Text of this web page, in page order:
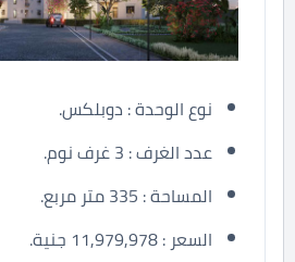
نوع الوحدة : دوبلكس.
عدد الغرف : 3 غرف نوم.
المساحة : 335 متر مربع.
السعر : 11,979,978 جنية.